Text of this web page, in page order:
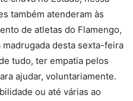
também atenderam às
de atletas do Flamengo,
desta sexta-feira
tudo, ter empatia pelos
ajudar, voluntariamente.
ou até várias ao